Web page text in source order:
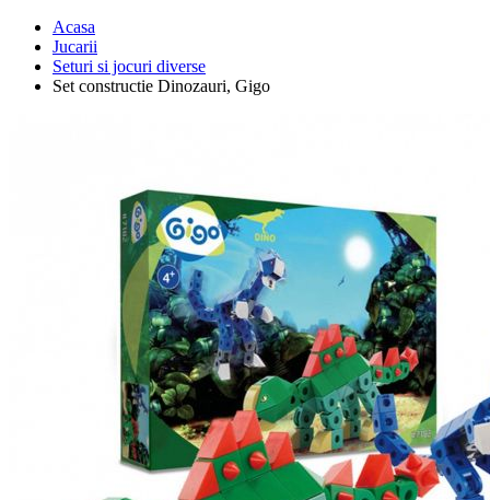
Acasa
Jucarii
Seturi si jocuri diverse
Set constructie Dinozauri, Gigo